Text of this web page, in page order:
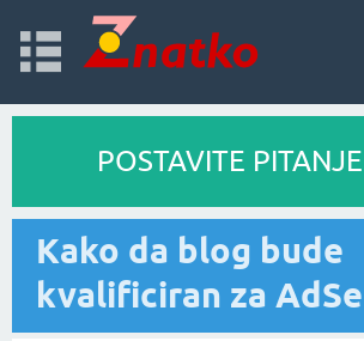
POSTAVITE PITANJE
Kako da blog bude
kvalificiran za